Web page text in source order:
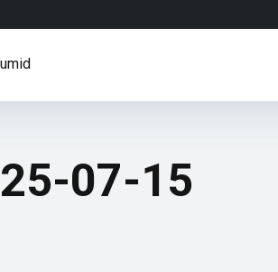
07-15